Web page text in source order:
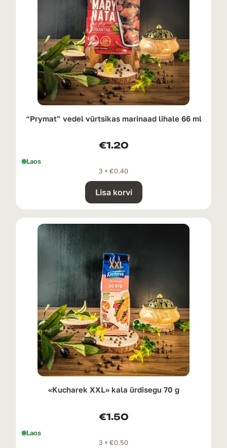
“Prymat” vedel vürtsikas marinaad lihale 66 ml
€1.20
Laos
3 × €0.40
Lisa korvi
«Kucharek XXL» kala ürdisegu 70 g
€1.50
Laos
3 × €0.50